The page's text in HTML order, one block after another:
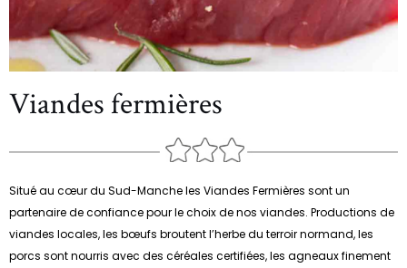
Viandes fermières
Situé au cœur du Sud-Manche les Viandes Fermières sont un
partenaire de confiance pour le choix de nos viandes. Productions de
viandes locales, les bœufs broutent l’herbe du terroir normand, les
porcs sont nourris avec des céréales certifiées, les agneaux finement